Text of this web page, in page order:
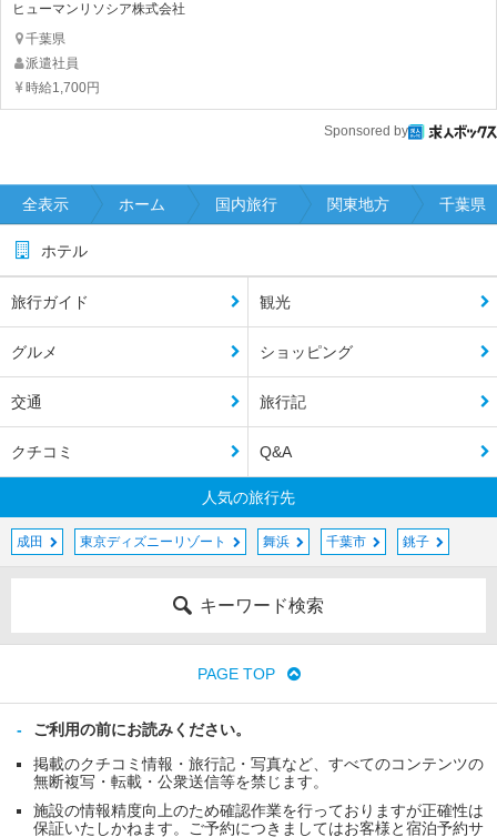
ヒューマンリソシア株式会社
千葉県
派遣社員
時給1,700円
Sponsored by
全表示 ホーム 国内旅行 関東地方 千葉県
ホテル
旅行ガイド 観光
グルメ ショッピング
交通 旅行記
クチコミ Q&A
人気の旅行先
成田 東京ディズニーリゾート 舞浜 千葉市 銚子
キーワード検索
PAGE TOP
ご利用の前にお読みください。
掲載のクチコミ情報・旅行記・写真など、すべてのコンテンツの
無断複写・転載・公衆送信等を禁じます。
施設の情報精度向上のため確認作業を行っておりますが正確性は
保証いたしかねます。ご予約につきましてはお客様と宿泊予約サ